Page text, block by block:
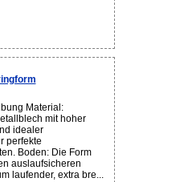
Material:
mit hoher
idealer
perfekte
Boden: Die Form
auslaufsicheren
laufender, extra bre...